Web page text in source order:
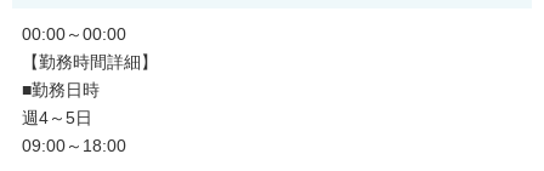
00:00～00:00
【勤務時間詳細】
■勤務日時
週4～5日
09:00～18:00